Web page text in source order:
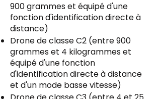
900 grammes et équipé d'une
fonction d'identification directe à
distance)
Drone de classe C2 (entre 900
grammes et 4 kilogrammes et
équipé d'une fonction
d'identification directe à distance
et d'un mode basse vitesse)